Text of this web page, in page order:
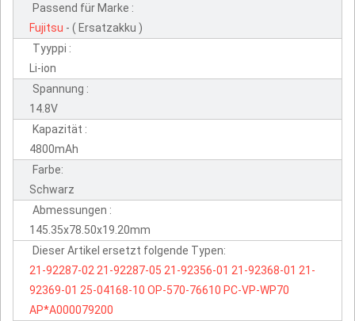
Passend für Marke :
Fujitsu - ( Ersatzakku )
Tyyppi :
Li-ion
Spannung :
14.8V
Kapazität :
4800mAh
Farbe:
Schwarz
Abmessungen :
145.35x78.50x19.20mm
Dieser Artikel ersetzt folgende Typen:
21-92287-02 21-92287-05 21-92356-01 21-92368-01 21-
92369-01 25-04168-10 OP-570-76610 PC-VP-WP70
AP*A000079200